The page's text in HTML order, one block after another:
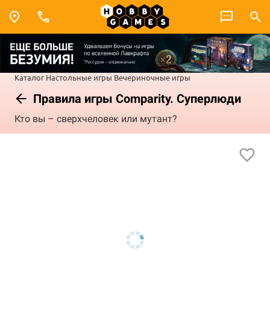
Каталог Настольные игры Вечериночные игры
Правила игры Comparity. Суперлюди
Кто вы – сверхчеловек или мутант?